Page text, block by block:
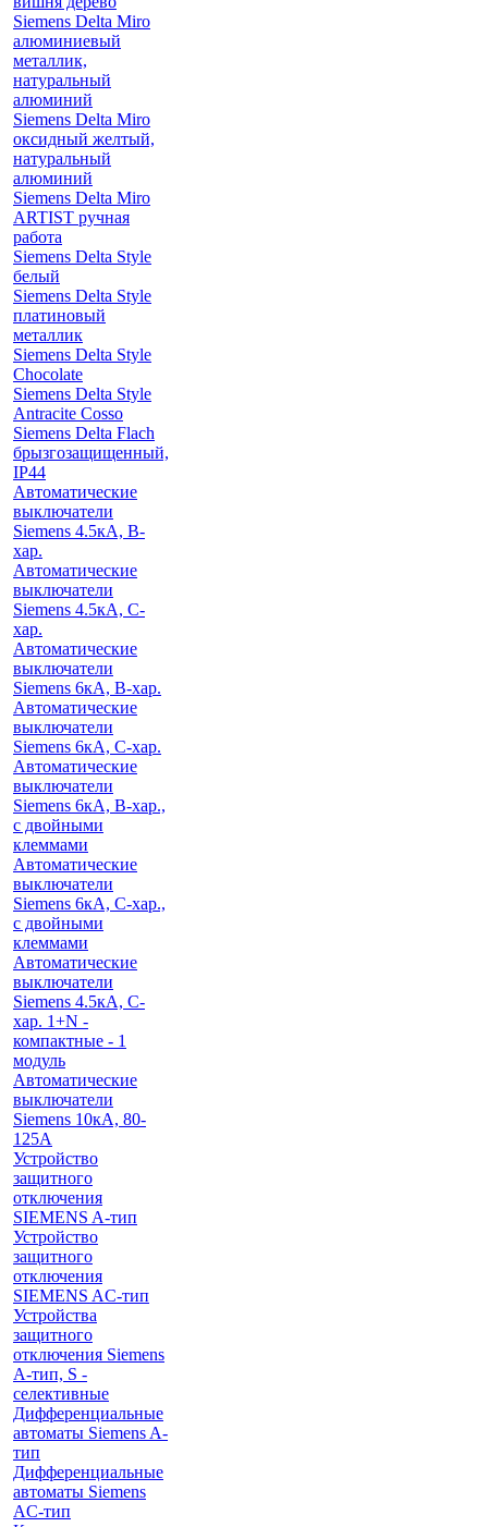
Siemens Delta Miro
алюминиевый
металлик,
натуральный
алюминий
Siemens Delta Miro
оксидный желтый,
натуральный
алюминий
Siemens Delta Miro
ARTIST ручная
работа
Siemens Delta Style
белый
Siemens Delta Style
платиновый
металлик
Siemens Delta Style
Chocolate
Siemens Delta Style
Antracite Cosso
Siemens Delta Flach
брызгозащищенный,
IP44
Автоматические
выключатели
Siemens 4.5кА, B-
хар.
Автоматические
выключатели
Siemens 4.5кА, C-
хар.
Автоматические
выключатели
Siemens 6кА, B-хар.
Автоматические
выключатели
Siemens 6кА, С-хар.
Автоматические
выключатели
Siemens 6кА, B-хар.,
с двойными
клеммами
Автоматические
выключатели
Siemens 6кА, C-хар.,
с двойными
клеммами
Автоматические
выключатели
Siemens 4.5кА, C-
хар. 1+N -
компактные - 1
модуль
Автоматические
выключатели
Siemens 10кА, 80-
125A
Устройство
защитного
отключения
SIEMENS A-тип
Устройство
защитного
отключения
SIEMENS AС-тип
Устройства
защитного
отключения Siemens
A-тип, S -
селективные
Дифференциальные
автоматы Siemens A-
тип
Дифференциальные
автоматы Siemens
AС-тип